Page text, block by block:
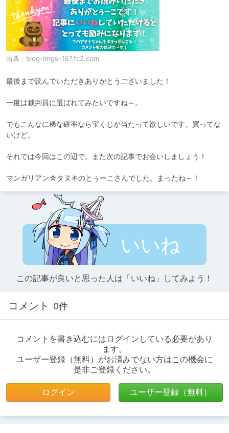
出典： blog-imgs-167.fc2.com
最後まで読んでいただきありがとうございました！
一度は裁判員に選ばれてみたいですね～。
でもこんなに稀な確率なら宝くじが当たって欲しいです。買ってな
いけど。
それでは今回はこの辺で。また次の記事でお会いしましょう！
マンガリアン☆タヌキのとぅーこさんでした。まったね～！
いいね
この記事が良いと思った人は「いいね」してみよう！
コメント 0件
コメントを書き込むにはログインしている必要があり
ます。
ユーザー登録（無料）がお済みでない方はこの機会に
是非ご登録ください。
ログイン ユーザー登録（無料）